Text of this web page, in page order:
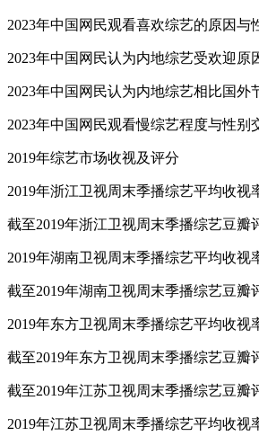
2023年中国网民观看喜欢综艺的原因与
2023年中国网民认为内地综艺受欢迎原
2023年中国网民认为内地综艺相比国外
2023年中国网民观看慢综艺程度与性别
2019年综艺市场收视及评分
2019年浙江卫视周末季播综艺平均收视
截至2019年浙江卫视周末季播综艺豆瓣
2019年湖南卫视周末季播综艺平均收视
截至2019年湖南卫视周末季播综艺豆瓣
2019年东方卫视周末季播综艺平均收视
截至2019年东方卫视周末季播综艺豆瓣
截至2019年江苏卫视周末季播综艺豆瓣
2019年江苏卫视周末季播综艺平均收视